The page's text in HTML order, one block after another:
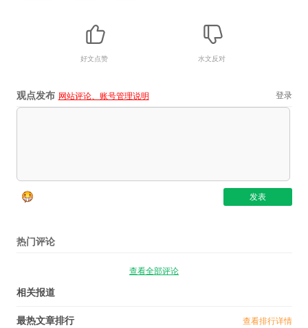
好文点赞 水文反对
观点发布 网站评论、账号管理说明 登录
热门评论
查看全部评论
相关报道
最热文章排行 查看排行详情